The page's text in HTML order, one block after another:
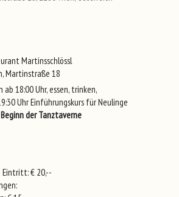
Martinsschlössl
Martinstraße 18
18:00 Uhr, essen, trinken,
Uhr Einführungskurs für Neulinge
der Tanztaverne
Eintritt: € 20,--